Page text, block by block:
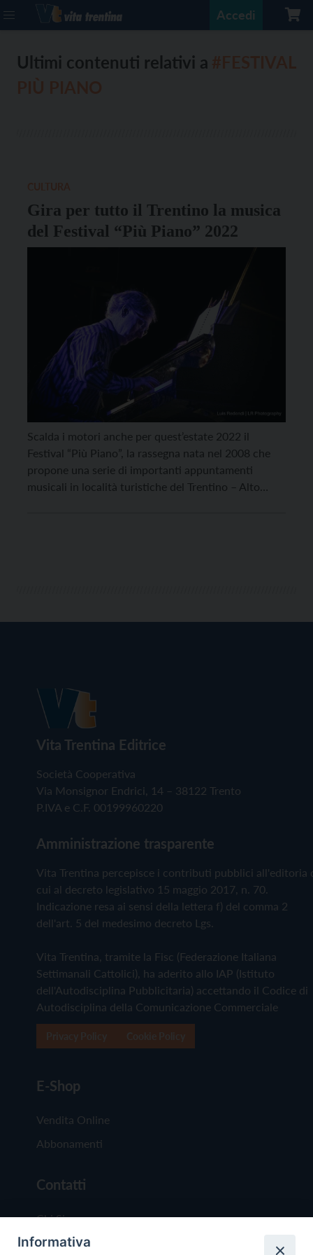
Accedi
Ultimi contenuti relativi a
Gira per tutto il Trentino la musica
del Festival “Più Piano” 2022
Scalda i motori anche per quest’estate 2022 il
Festival “Più Piano”, la rassegna nata nel 2008 che
propone una serie di importanti appuntamenti
musicali in località turistiche del Trentino – Alto
Vita Trentina Editrice
Società Cooperativa
Via Monsignor Endrici, 14 – 38122 Trento
P.IVA e C.F. 00199960220
Amministrazione trasparente
Vita Trentina percepisce i contributi pubblici all'editoria
cui al decreto legislativo 15 maggio 2017, n. 70.
Indicazione resa ai sensi della lettera f) del comma 2
dell'art. 5 del medesimo decreto Lgs.
Vita Trentina, tramite la Fisc (Federazione Italiana
Settimanali Cattolici), ha aderito allo IAP (Istituto
dell'Autodisciplina Pubblicitaria) accettando il Codice di
Autodisciplina della Comunicazione Commerciale
E-Shop
Vendita Online
Abbonamenti
Contatti
Chi Siamo
Redazione
Informativa